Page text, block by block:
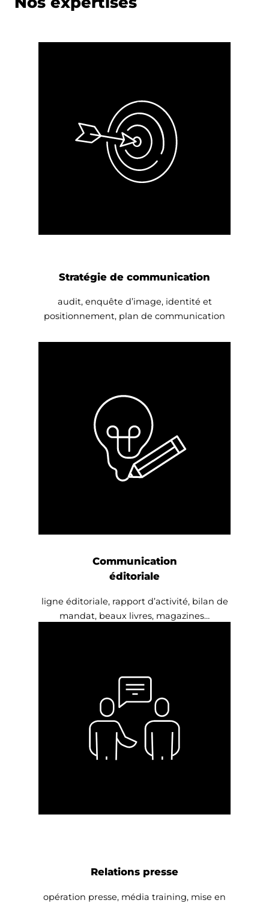
Stratégie de communication
audit, enquête d’image, identité et
positionnement, plan de communication
Communication
éditoriale
ligne éditoriale, rapport d’activité, bilan de
mandat, beaux livres, magazines…
Relations presse
opération presse, média training, mise en